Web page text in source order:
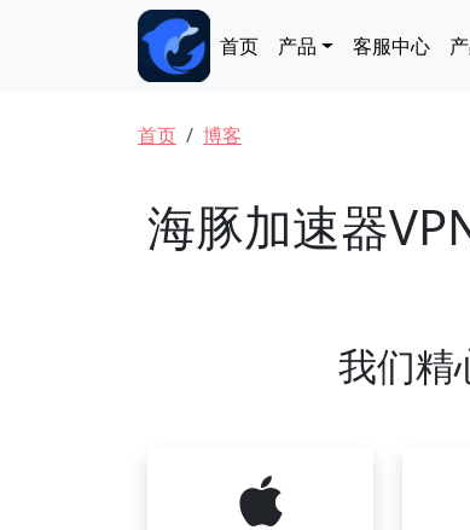
Main navigation
首页 产品 客服中心
面包屑
首页 博客
海豚加速器
我们精